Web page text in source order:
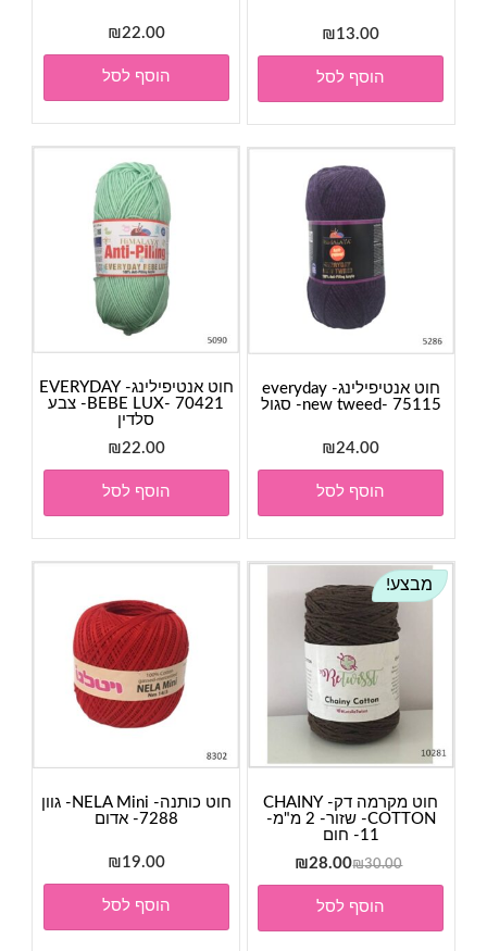
₪22.00
הוסף לסל
₪13.00
הוסף לסל
חוט אנטיפילינג- EVERYDAY
BEBE LUX- 70421- צבע
סלדין
₪22.00
הוסף לסל
חוט אנטיפילינג- everyday
new tweed- 75115- סגול
₪24.00
הוסף לסל
חוט כותנה- NELA Mini- גוון
7288- אדום
₪19.00
הוסף לסל
מבצע!
חוט מקרמה דק- CHAINY
COTTON- שזור- 2 מ"מ-
11- חום
₪30.00
המחיר
המקורי
היה:
₪30.00.
₪28.00
המחיר
הנוכחי
₪28.00.
הוסף לסל